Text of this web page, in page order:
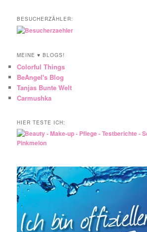
BESUCHERZÄHLER:
MEINE ♥ BLOGS!
Colorful Things
BeAngel's Blog
Tanjas Bunte Welt
Carmushka
HIER TESTE ICH: